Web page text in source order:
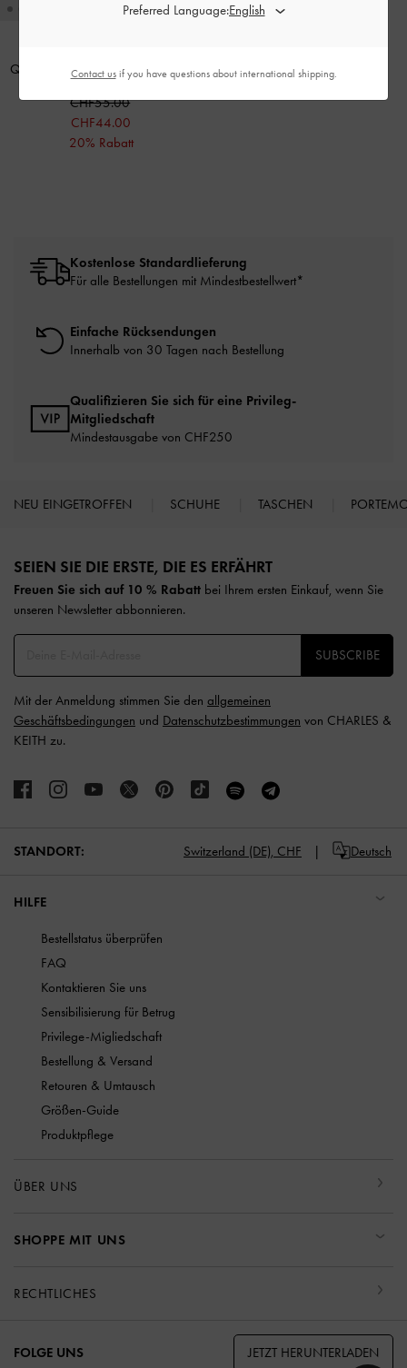
Quilted Mini Short Wallet-Flieder
CHF55.00
CHF44.00
20% Rabatt
Kostenlose Standardlieferung
Für alle Bestellungen mit Mindestbestellwert*
Einfache Rücksendungen
Innerhalb von 30 Tagen nach Bestellung
Qualifizieren Sie sich für eine Privileg-
Mitgliedschaft
Mindestausgabe von CHF250
NEU EINGETROFFEN SCHUHE TASCHEN
SEIEN SIE DIE ERSTE, DIE ES ERFÄHRT​
Freuen Sie sich auf 10 % Rabatt bei Ihrem ersten Einkauf, wenn Sie
unseren Newsletter abbonnieren.​
SUBSCRIBE
Mit der Anmeldung stimmen Sie den allgemeinen
Geschäftsbedingungen und Datenschutzbestimmungen von CHARLES &
KEITH zu.
STANDORT: Switzerland (DE), CHF Deutsch
HILFE
Bestellstatus überprüfen
FAQ
Kontaktieren Sie uns
Sensibilisierung für Betrug
Privilege-Migliedschaft
Bestellung & Versand
Retouren & Umtausch
Größen-Guide
Produktpflege
ÜBER UNS
SHOPPE MIT UNS
RECHTLICHES
FOLGE UNS JETZT HERUNTERLADEN
Preferred Language:
Contact usif you have questions about international shipping.